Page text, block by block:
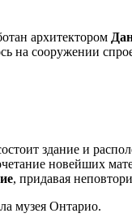
архитектором
на сооружении
здание и
новейших
, придавая
музея Онтарио.